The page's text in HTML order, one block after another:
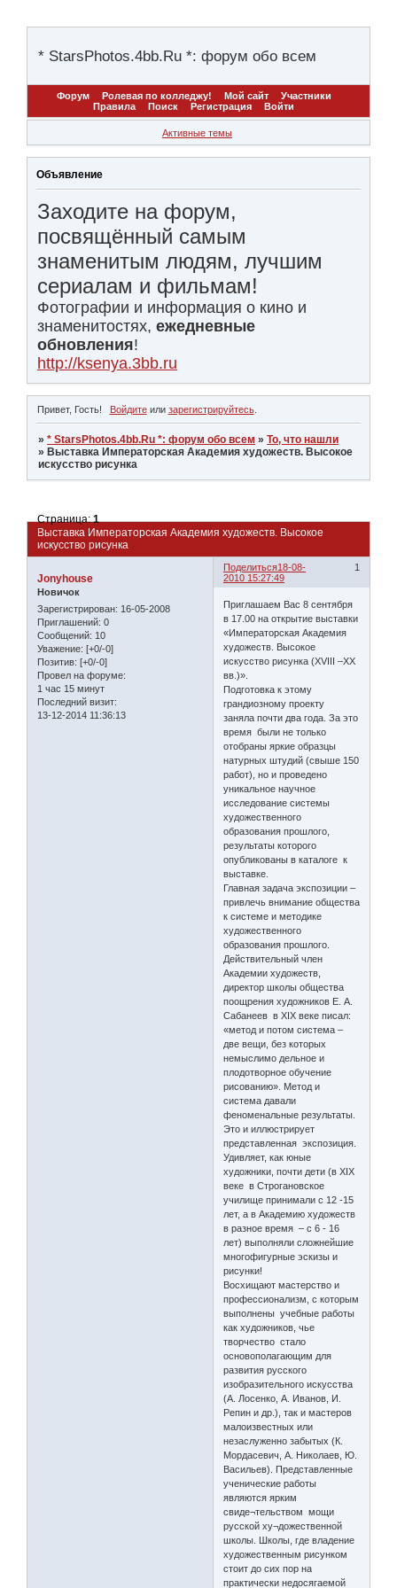
* StarsPhotos.4bb.Ru *: форум обо всем
Форум Ролевая по колледжу! Мой сайт
Участники
Правила
Поиск Регистрация Войти
Активные темы
Объявление
Заходите на форум,
посвящённый самым
знаменитым людям, лучшим
сериалам и фильмам!
Фотографии и информация о кино и
знаменитостях, ежедневные
обновления!
http://ksenya.3bb.ru
Привет, Гость! Войдитеили зарегистрируйтесь.
»* StarsPhotos.4bb.Ru *: форум обо всем »То, что нашли
» Выставка Императорская Академия художеств. Высокое
искусство рисунка
Выставка Императорская Академия художеств. Высокое
искусство рисунка
Страница:1
Поделиться 1
18-08-
2010 15:27:49
Jonyhouse
Новичок
Зарегистрирован: 16-05-2008
Приглашений: 0
Сообщений: 10
Уважение: [+0/-0]
Позитив: [+0/-0]
Провел на форуме:
1 час 15 минут
Последний визит:
13-12-2014 11:36:13
Приглашаем Вас 8 сентября
в 17.00 на открытие выставки
«Императорская Академия
художеств. Высокое
искусство рисунка (XVIII –XX
вв.)».
Подготовка к этому
грандиозному проекту
заняла почти два года. За это
время были не только
отобраны яркие образцы
натурных штудий (свыше 150
работ), но и проведено
уникальное научное
исследование системы
художественного
образования прошлого,
результаты которого
опубликованы в каталоге к
выставке.
Главная задача экспозиции –
привлечь внимание общества
к системе и методике
художественного
образования прошлого.
Действительный член
Академии художеств,
директор школы общества
поощрения художников Е. А.
Сабанеев в ХIХ веке писал:
«метод и потом система –
две вещи, без которых
немыслимо дельное и
плодотворное обучение
рисованию». Метод и
система давали
феноменальные результаты.
Это и иллюстрирует
представленная экспозиция.
Удивляет, как юные
художники, почти дети (в XIX
веке в Строгановское
училище принимали с 12 -15
лет, а в Академию художеств
в разное время – с 6 - 16
лет) выполняли сложнейшие
многофигурные эскизы и
рисунки!
Восхищают мастерство и
профессионализм, с которым
выполнены учебные работы
как художников, чье
творчество стало
основополагающим для
развития русского
изобразительного искусства
(А. Лосенко, А. Иванов, И.
Репин и др.), так и мастеров
малоизвестных или
незаслуженно забытых (К.
Мордасевич, А. Николаев, Ю.
Васильев). Представленные
ученические работы
являются ярким
свиде¬тельством мощи
русской ху¬дожественной
школы. Школы, где владение
художественным рисунком
стоит до сих пор на
практически недосягаемой